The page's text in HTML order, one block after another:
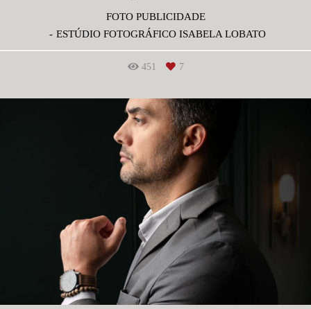
FOTO PUBLICIDADE
ESTÚDIO FOTOGRÁFICO ISABELA LOBATO
451 7